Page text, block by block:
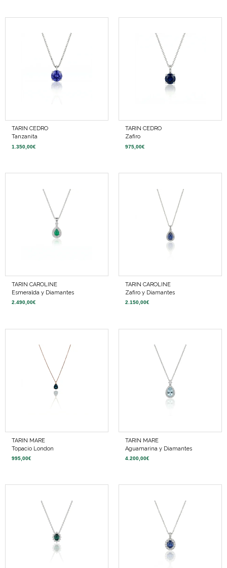
TARIN CEDRO
Tanzanita
1.350,00€
TARIN CEDRO
Zafiro
975,00€
TARIN CAROLINE
Esmeralda y Diamantes
2.490,00€
TARIN CAROLINE
Zafiro y Diamantes
2.150,00€
TARIN MARE
Topacio London
995,00€
TARIN MARE
Aguamarina y Diamantes
4.200,00€